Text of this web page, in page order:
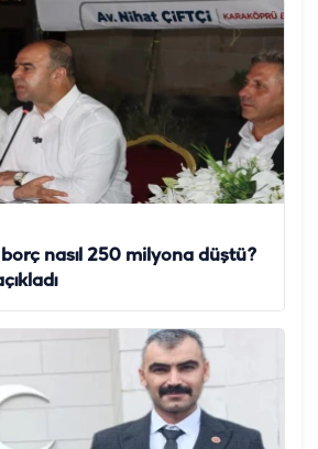
nasıl 250 milyona düştü?